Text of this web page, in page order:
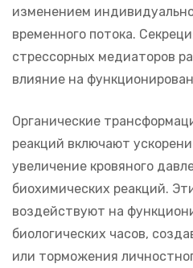
изменением
временного потока.
стрессорных медиаторов
влияние на
Органические
реакций включают
увеличение кровяного
биохимических реакций.
воздействуют на
биологических часов,
или торможения